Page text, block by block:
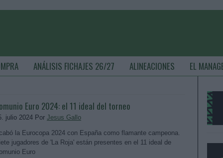
ANÁLISIS FICHAJES 26/27 ALINEACIONES EL
Euro 2024: el 11 ideal del torneo
julio 2024 Por Jesus Gallo
la Eurocopa 2024 con España como flamante campeona.
jugadores de 'La Roja' están presentes en el 11 ideal de
Euro